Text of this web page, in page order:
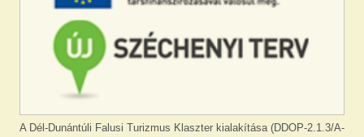
A Dél-Dunántúli Falusi Turizmus Klaszter kialakítása (DDOP-2.1.3/A-